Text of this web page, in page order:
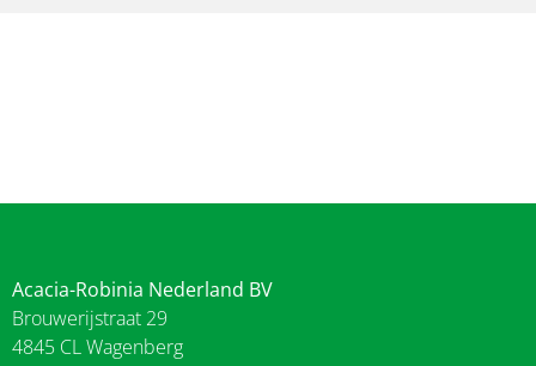
Acacia-Robinia Nederland BV
Brouwerijstraat 29
4845 CL Wagenberg